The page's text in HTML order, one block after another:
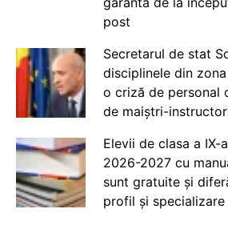
post
Secretarul de stat
disciplinele din
o criză de personal
de maiștri-
Elevii de clasa a IX-
2026-2027 cu
sunt gratuite și
profil și specializare